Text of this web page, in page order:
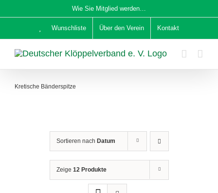
Inhalt
Wie Sie Mitglied werden…
Wunschliste Über den Verein Kontakt
Kretische Bänderspitze
Sortieren nach Datum
Zeige 12 Produkte